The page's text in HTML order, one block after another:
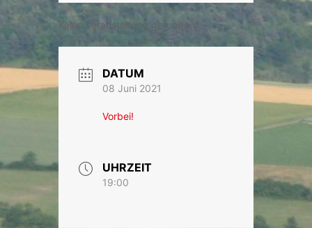
Keine Veranstaltung gefunden!
DATUM
08 Juni 2021
Vorbei!
UHRZEIT
19:00